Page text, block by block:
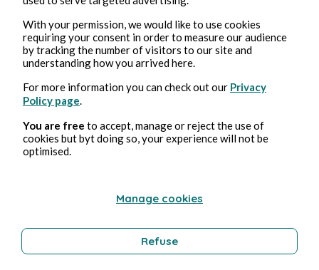
Feb 18, 2025
With your permission, we would like to use cookies
requiring your consent in order to measure our audience
by tracking the number of visitors to our site and
understanding how you arrived here.
For more information you can check out our Privacy
Policy page
You are free to accept, manage or reject the use of
cookies but byt doing so, your experience will not be
optimised.
Manage cookies
Refuse